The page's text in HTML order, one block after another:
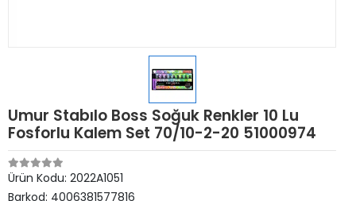
Umur Stabılo Boss Soğuk Renkler 10 Lu
Fosforlu Kalem Set 70/10-2-20 51000974
Ürün Kodu: 2022A1051
Barkod: 4006381577816